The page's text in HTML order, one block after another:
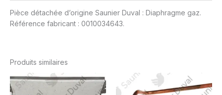
Pièce détachée d’origine Saunier Duval : Diaphragme gaz.
Référence fabricant : 0010034643.
Produits similaires